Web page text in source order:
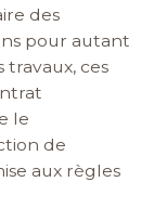
des
pour autant
ces
le
de
aux règles